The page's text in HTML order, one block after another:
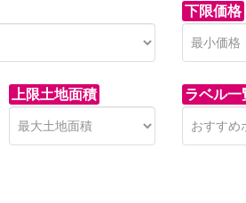
下限価格
上限土地面積 ラベル一